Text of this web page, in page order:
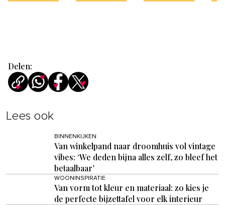
Delen:
Lees ook
BINNENKIJKEN
Van winkelpand naar droomhuis vol vintage
vibes: ‘We deden bijna alles zelf, zo bleef het
betaalbaar’
WOONINSPIRATIE
Van vorm tot kleur en materiaal: zo kies je
de perfecte bijzettafel voor elk interieur